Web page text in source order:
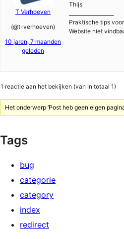
T Verhoeven
(@t-verhoeven)
10 jaren, 7 maanden
geleden
Thijs
Praktische tips
Website niet
1 reactie aan het bekijken (van in totaal 1)
Het onderwerp ‘Post heb geen eigen
Tags
bug
categorie
category
index
redirect